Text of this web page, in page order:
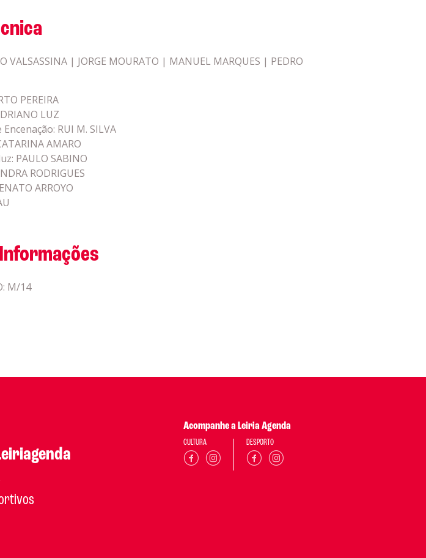
VALSASSINA | JORGE MOURATO | MANUEL MARQUES | PEDRO
PEREIRA
LUZ
RUI M. SILVA
AMARO
PAULO SABINO
RODRIGUES
ARROYO
M/14
Acompanhe a Leiria Agenda
CULTURA DESPORTO